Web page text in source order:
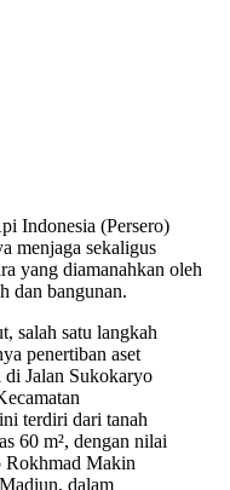
Indonesia (Persero)
menjaga sekaligus
yang diamanahkan oleh
dan bangunan.
salah satu langkah
penertiban aset
di Jalan Sukokaryo
terdiri dari tanah
60 m², dengan nilai
Rokhmad Makin
dalam